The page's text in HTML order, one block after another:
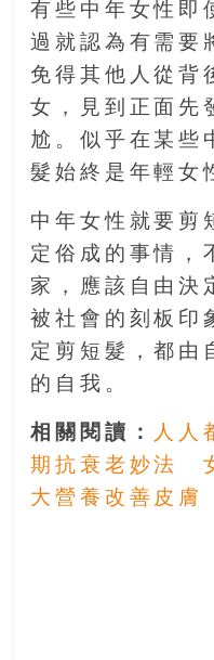
度，
迎
接
豐
盛
的
第
人
生。
有些中年女性即
過就認為有需要
免得其他人從背
女，見到正面先
尬。似乎在某些
髮始終是年輕女
中年女性就要剪
定俗成的事情，
家，應該自由決
被社會的刻板印
定剪短髮，都由
的自我。
相關閱讀： 人人
期抗衰老妙法
大營養改善皮膚